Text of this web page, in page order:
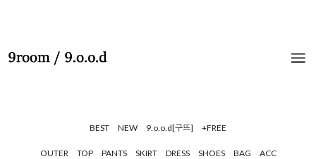
BEST NEW 9.o.o.d[구뜨] +FREE
OUTER TOP PANTS SKIRT DRESS SHOES BAG ACC